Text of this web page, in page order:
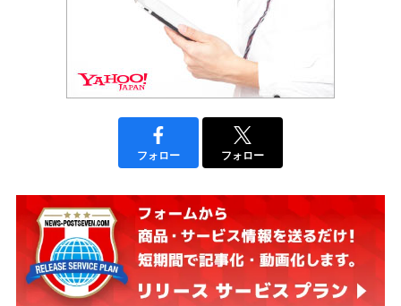
フォロー フォロー